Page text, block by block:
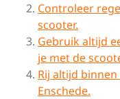
Controleer
scooter.
Gebruik altijd
je met de
Rij altijd
Enschede.